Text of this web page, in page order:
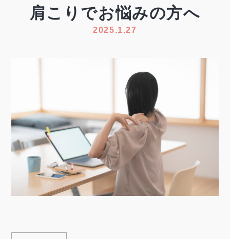
肩こりでお悩みの方へ
2025.1.27